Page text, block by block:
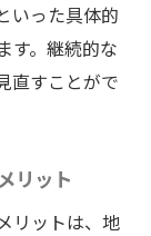
いった具体的
す。継続的な
直すことがで
リット
リットは、地